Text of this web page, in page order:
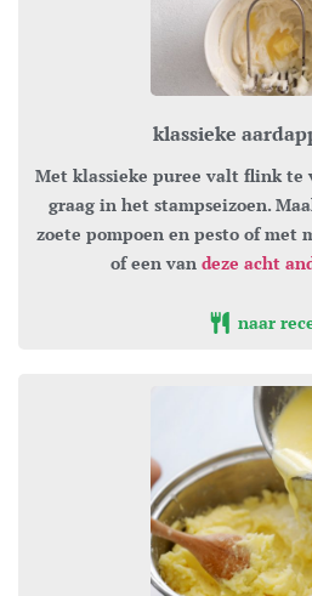
klassieke
Met klassieke puree valt flink te variëren en dat doen we
graag in het stampseizoen.
zoete pompoen en pesto of met
of een van deze acht
naar